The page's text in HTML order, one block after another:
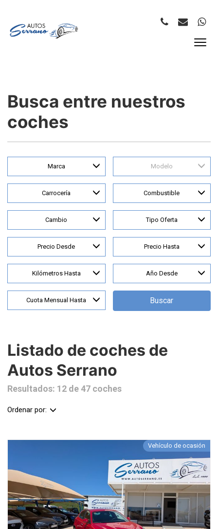
Busca entre nuestros
coches
Marca Modelo
Carrocería Combustible
Cambio Tipo Oferta
Precio Desde Precio Hasta
Kilómetros Hasta Año Desde
Cuota Mensual Hasta Buscar
Listado de coches de
Autos Serrano
Resultados: 12 de 47 coches
Ordenar por:
Vehículo de ocasión